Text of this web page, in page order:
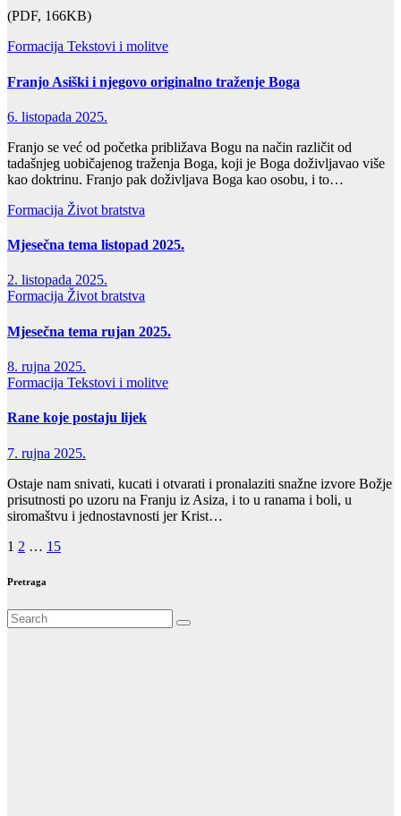
(PDF, 166KB)
Formacija Tekstovi i molitve
Franjo Asiški i njegovo originalno traženje Boga
6. listopada 2025.
Franjo se već od početka približava Bogu na način različit od
tadašnjeg uobičajenog traženja Boga, koji je Boga doživljavao više
kao doktrinu. Franjo pak doživljava Boga kao osobu, i to…
Formacija Život bratstva
Mjesečna tema listopad 2025.
2. listopada 2025.
Formacija Život bratstva
Mjesečna tema rujan 2025.
8. rujna 2025.
Formacija Tekstovi i molitve
Rane koje postaju lijek
7. rujna 2025.
Ostaje nam snivati, kucati i otvarati i pronalaziti snažne izvore Božje
prisutnosti po uzoru na Franju iz Asiza, i to u ranama i boli, u
siromaštvu i jednostavnosti jer Krist…
Brojevi
stranica
1 2 … 15
Pretraga